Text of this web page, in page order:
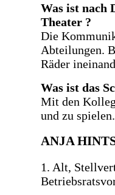
Was ist nach
Theater ?
Die
Abteilungen.
Räder
Was ist das
Mit den
und zu spielen.
ANJA
1. Alt,